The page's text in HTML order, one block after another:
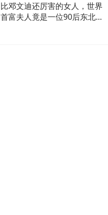
比邓文迪还厉害的女人，世界
首富夫人竟是一位90后东北姑